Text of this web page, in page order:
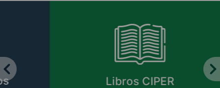
Libros CIPER